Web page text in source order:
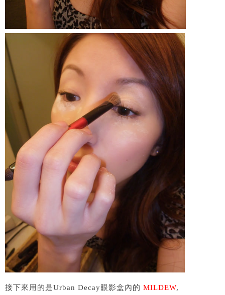
接下來用的是Urban Decay眼影盒內的 MILDEW,